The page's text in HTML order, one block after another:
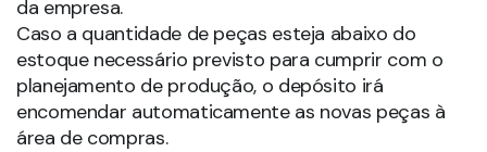
da empresa.
Caso a quantidade de peças esteja abaixo do
estoque necessário previsto para cumprir com o
planejamento de produção, o depósito irá
encomendar automaticamente as novas peças à
área de compras.